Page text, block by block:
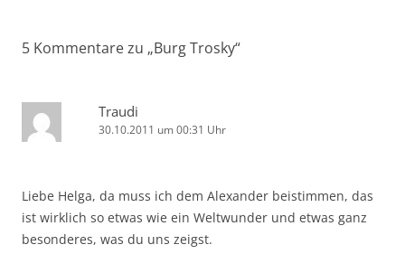
5 Kommentare zu „Burg Trosky“
Traudi
30.10.2011 um 00:31 Uhr
Liebe Helga, da muss ich dem Alexander beistimmen, das
ist wirklich so etwas wie ein Weltwunder und etwas ganz
besonderes, was du uns zeigst.